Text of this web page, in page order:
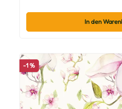
In den
-1 %